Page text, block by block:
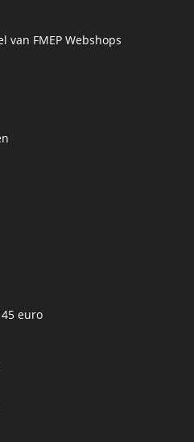
van FMEP Webshops
euro